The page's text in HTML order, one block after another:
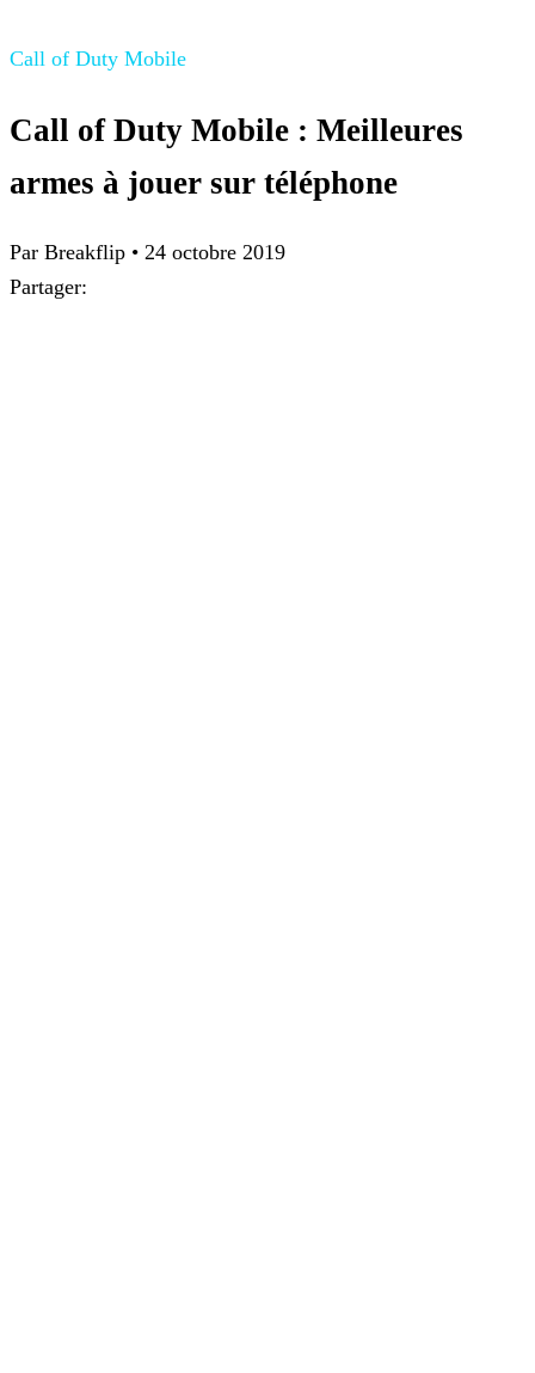
Call of Duty Mobile
Call of Duty Mobile : Meilleures
armes à jouer sur téléphone
Par Breakflip • 24 octobre 2019
Partager: